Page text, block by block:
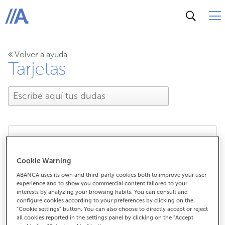
ABANCA
Volver a ayuda
Tarjetas
¿Como puedo hacer un
ingreso en un cajero?
¿Como puedo hacer un ingreso en un
Cookie Warning
ABANCA uses its own and third-party cookies both to improve your user
experience and to show you commercial content tailored to your
interests by analyzing your browsing habits. You can consult and
configure cookies according to your preferences by clicking on the
"Cookie settings" button. You can also choose to directly accept or reject
all cookies reported in the settings panel by clicking on the "Accept